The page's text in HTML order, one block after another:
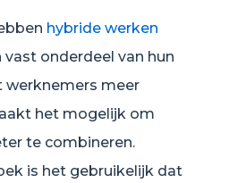
hybride werken
onderdeel van hun
werknemers meer
het mogelijk om
te combineren.
is het gebruikelijk dat